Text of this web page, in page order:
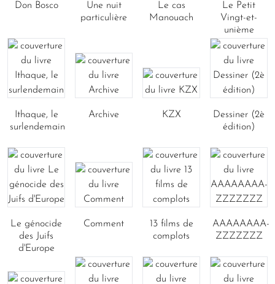
Don Bosco
Une nuit
particulière
Le cas
Manouach
Le Petit
Vingt-et-
unième
Ithaque, le
surlendemain
Archive KZX
Dessiner (2è
édition)
Le génocide
des Juifs
d'Europe
Comment
13 films de
complots
AAAAAAAA-
ZZZZZZZ